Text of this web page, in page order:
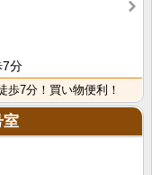
7分
7分！買い物便利！
室